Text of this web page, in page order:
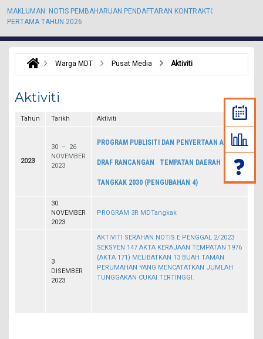
MAKLUMAN: NOTIS PEMBAHARUAN PENDAFTARAN KONTRAKTOR KALI
PERTAMA TAHUN 2026
Warga MDT Pusat Media Aktiviti
Aktiviti
Tahun Tarikh Aktiviti
2023
30 – 26
NOVEMBER
2023
PROGRAM PUBLISITI DAN PENYERTAAN AWAM
DRAF RANCANGAN TEMPATAN DAERAH
TANGKAK 2030 (PENGUBAHAN 4)
30
NOVEMBER
2023
PROGRAM 3R MDTangkak
3
DISEMBER
2023
AKTIVITI SERAHAN NOTIS E PENGGAL 2/2023
SEKSYEN 147 AKTA KERAJAAN TEMPATAN 1976
(AKTA 171) MELIBATKAN 13 BUAH TAMAN
PERUMAHAN YANG MENCATATKAN JUMLAH
TUNGGAKAN CUKAI TERTINGGI.